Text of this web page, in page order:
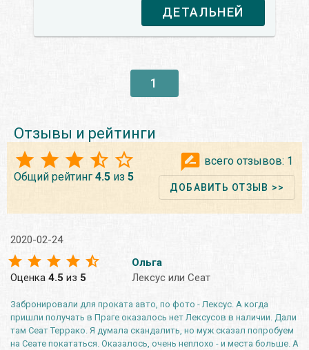
ДЕТАЛЬНЕЙ
1
Отзывы и рейтинги
Общий рейтинг 4.5 из 5
всего отзывов: 1
ДОБАВИТЬ ОТЗЫВ >>
2020-02-24
Оценка 4.5 из 5
Ольга
Лексус или Сеат
Забронировали для проката авто, по фото - Лексус. А когда
пришли получать в Праге оказалось нет Лексусов в наличии. Дали
там Сеат Террако. Я думала скандалить, но муж сказал попробуем
на Сеате покататься. Оказалось, очень неплохо - и места больше. А